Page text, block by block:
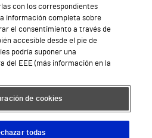
en Vithas
Cita Médica
al Cliente
y salud en el trabajo
a Supervita
con los correspondientes
información completa sobre
el consentimiento a través de
accesible desde el pie de
podría suponer una
del EEE (más información en la
de cookies
todas